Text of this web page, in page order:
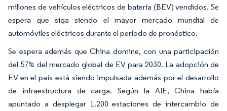
millones de vehículos eléctricos de batería (BEV) vendidos. Se
espera que siga siendo el mayor mercado mundial de
automóviles eléctricos durante el período de pronóstico.
Se espera además que China domine, con una participación
del 57% del mercado global de EV para 2030. La adopción de
EV en el país está siendo impulsada además por el desarrollo
de infraestructura de carga. Según la AIE, China había
apuntado a desplegar 1.200 estaciones de intercambio de